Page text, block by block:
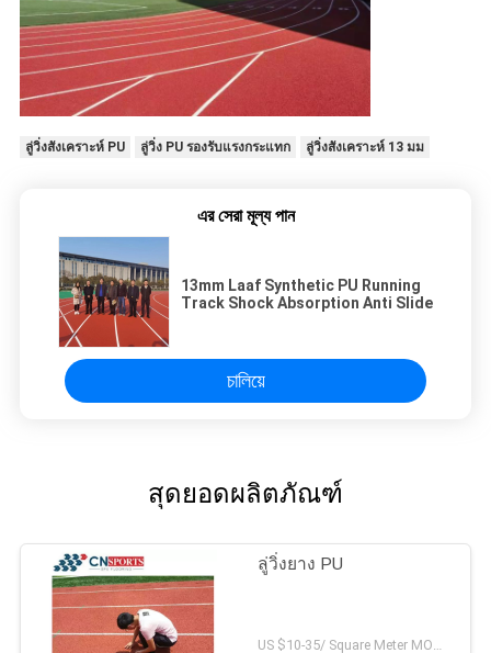
ลู่วิ่งสังเคราะห์ PU ลู่วิ่ง PU รองรับแรงกระแทก ลู่วิ่งสังเคราะห์ 13 มม
এর সেরা মূল্য পান
13mm Laaf Synthetic PU Running
Track Shock Absorption Anti Slide
চালিয়ে
สุดยอดผลิตภัณฑ์
ลู่วิ่งยาง PU